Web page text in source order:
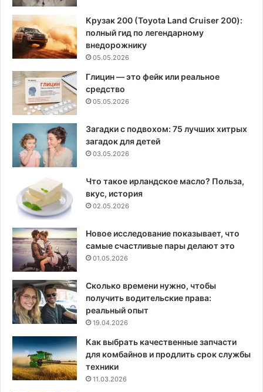
Крузак 200 (Toyota Land Cruiser 200):
полный гид по легендарному
внедорожнику
05.05.2026
Глицин — это фейк или реальное
средство
05.05.2026
Загадки с подвохом: 75 лучших хитрых
загадок для детей
03.05.2026
Что такое ирландское масло? Польза,
вкус, история
02.05.2026
Новое исследование показывает, что
самые счастливые пары делают это
01.05.2026
Сколько времени нужно, чтобы
получить водительские права:
реальный опыт
19.04.2026
Как выбрать качественные запчасти
для комбайнов и продлить срок службы
техники
11.03.2026